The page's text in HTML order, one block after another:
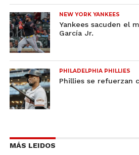
NEW YORK YANKEES
Yankees sacuden el
García Jr.
PHILADELPHIA PHILLIES
Phillies se refuerzan
MÁS LEIDOS